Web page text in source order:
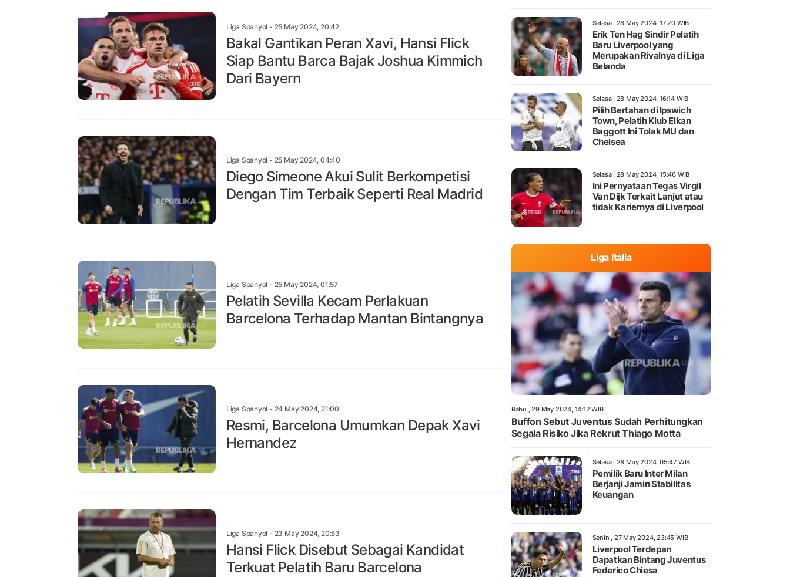
Liga Spanyol - 25 May 2024, 20:42
Bakal Gantikan Peran Xavi, Hansi Flick
Siap Bantu Barca Bajak Joshua Kimmich
Dari Bayern
Liga Spanyol - 25 May 2024, 04:40
Diego Simeone Akui Sulit Berkompetisi
Dengan Tim Terbaik Seperti Real Madrid
Liga Spanyol - 25 May 2024, 01:57
Pelatih Sevilla Kecam Perlakuan
Barcelona Terhadap Mantan Bintangnya
Liga Spanyol - 24 May 2024, 21:00
Resmi, Barcelona Umumkan Depak Xavi
Hernandez
Liga Spanyol - 23 May 2024, 20:53
Hansi Flick Disebut Sebagai Kandidat
Terkuat Pelatih Baru Barcelona
Selasa , 28 May 2024, 17:20 WIB
Erik Ten Hag Sindir Pelatih
Baru Liverpool yang
Merupakan Rivalnya di Liga
Belanda
Selasa , 28 May 2024, 16:14 WIB
Pilih Bertahan di Ipswich
Town, Pelatih Klub Elkan
Baggott Ini Tolak MU dan
Chelsea
Selasa , 28 May 2024, 15:46 WIB
Ini Pernyataan Tegas Virgil
Van Dijk Terkait Lanjut atau
tidak Kariernya di Liverpool
Liga Italia
Rabu , 29 May 2024, 14:12 WIB
Buffon Sebut Juventus Sudah Perhitungkan
Segala Risiko Jika Rekrut Thiago Motta
Selasa , 28 May 2024, 05:47 WIB
Pemilik Baru Inter Milan
Berjanji Jamin Stabilitas
Keuangan
Senin , 27 May 2024, 23:45 WIB
Liverpool Terdepan
Dapatkan Bintang Juventus
Federico Chiesa